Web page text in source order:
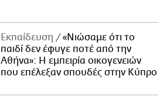
Εκπαίδευση
«Νιώσαμε ότι το
παιδί δεν έφυγε ποτέ από την
Αθήνα»: Η εμπειρία οικογενειών
που επέλεξαν σπουδές στην Κύπρο